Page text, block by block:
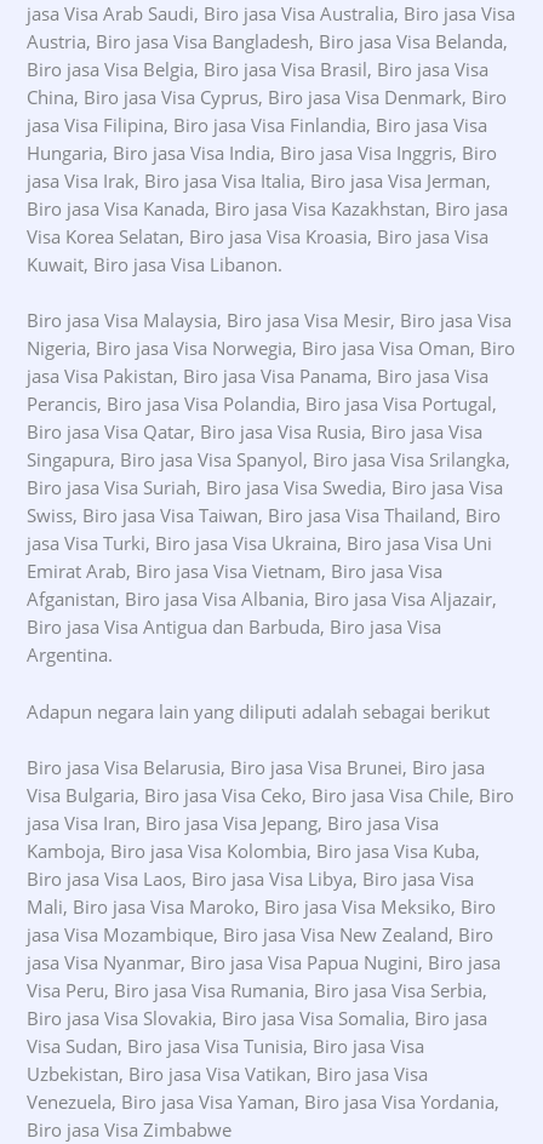
jasa Visa Arab Saudi, Biro jasa Visa Australia, Biro jasa Visa
Austria, Biro jasa Visa Bangladesh, Biro jasa Visa Belanda,
Biro jasa Visa Belgia, Biro jasa Visa Brasil, Biro jasa Visa
China, Biro jasa Visa Cyprus, Biro jasa Visa Denmark, Biro
jasa Visa Filipina, Biro jasa Visa Finlandia, Biro jasa Visa
Hungaria, Biro jasa Visa India, Biro jasa Visa Inggris, Biro
jasa Visa Irak, Biro jasa Visa Italia, Biro jasa Visa Jerman,
Biro jasa Visa Kanada, Biro jasa Visa Kazakhstan, Biro jasa
Visa Korea Selatan, Biro jasa Visa Kroasia, Biro jasa Visa
Kuwait, Biro jasa Visa Libanon.
Biro jasa Visa Malaysia, Biro jasa Visa Mesir, Biro jasa Visa
Nigeria, Biro jasa Visa Norwegia, Biro jasa Visa Oman, Biro
jasa Visa Pakistan, Biro jasa Visa Panama, Biro jasa Visa
Perancis, Biro jasa Visa Polandia, Biro jasa Visa Portugal,
Biro jasa Visa Qatar, Biro jasa Visa Rusia, Biro jasa Visa
Singapura, Biro jasa Visa Spanyol, Biro jasa Visa Srilangka,
Biro jasa Visa Suriah, Biro jasa Visa Swedia, Biro jasa Visa
Swiss, Biro jasa Visa Taiwan, Biro jasa Visa Thailand, Biro
jasa Visa Turki, Biro jasa Visa Ukraina, Biro jasa Visa Uni
Emirat Arab, Biro jasa Visa Vietnam, Biro jasa Visa
Afganistan, Biro jasa Visa Albania, Biro jasa Visa Aljazair,
Biro jasa Visa Antigua dan Barbuda, Biro jasa Visa
Argentina.
Adapun negara lain yang diliputi adalah sebagai berikut
Biro jasa Visa Belarusia, Biro jasa Visa Brunei, Biro jasa
Visa Bulgaria, Biro jasa Visa Ceko, Biro jasa Visa Chile, Biro
jasa Visa Iran, Biro jasa Visa Jepang, Biro jasa Visa
Kamboja, Biro jasa Visa Kolombia, Biro jasa Visa Kuba,
Biro jasa Visa Laos, Biro jasa Visa Libya, Biro jasa Visa
Mali, Biro jasa Visa Maroko, Biro jasa Visa Meksiko, Biro
jasa Visa Mozambique, Biro jasa Visa New Zealand, Biro
jasa Visa Nyanmar, Biro jasa Visa Papua Nugini, Biro jasa
Visa Peru, Biro jasa Visa Rumania, Biro jasa Visa Serbia,
Biro jasa Visa Slovakia, Biro jasa Visa Somalia, Biro jasa
Visa Sudan, Biro jasa Visa Tunisia, Biro jasa Visa
Uzbekistan, Biro jasa Visa Vatikan, Biro jasa Visa
Venezuela, Biro jasa Visa Yaman, Biro jasa Visa Yordania,
Biro jasa Visa Zimbabwe